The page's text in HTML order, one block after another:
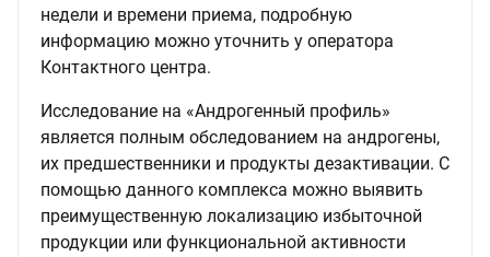
недели и времени приема, подробную
информацию можно уточнить у оператора
Контактного центра.
Исследование на «Андрогенный профиль»
является полным обследованием на андрогены,
их предшественники и продукты дезактивации. С
помощью данного комплекса можно выявить
преимущественную локализацию избыточной
продукции или функциональной активности